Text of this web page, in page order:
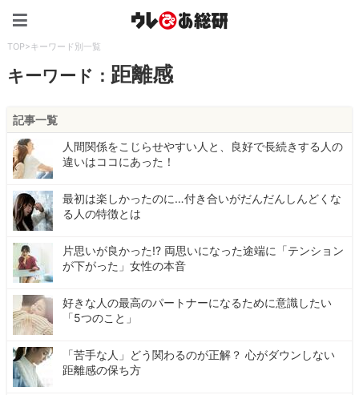
TOP>キーワード別一覧
キーワード： 距離感
記事一覧
人間関係をこじらせやすい人と、良好で長続きする人の
違いはココにあった！
最初は楽しかったのに…付き合いがだんだんしんどくな
る人の特徴とは
片思いが良かった!? 両思いになった途端に「テンション
が下がった」女性の本音
好きな人の最高のパートナーになるために意識したい
「5つのこと」
「苦手な人」どう関わるのが正解？ 心がダウンしない
距離感の保ち方